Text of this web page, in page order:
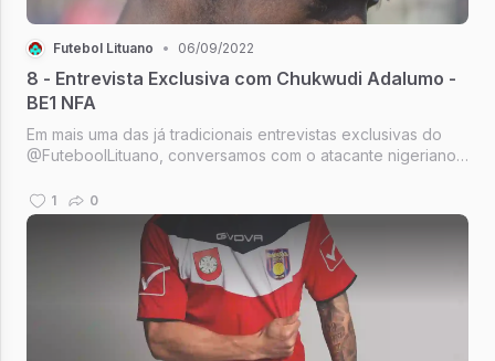
Futebol Lituano • 06/09/2022
8 - Entrevista Exclusiva com Chukwudi Adalumo -
BE1 NFA
Em mais uma das já tradicionais entrevistas exclusivas do
@FuteboolLituano, conversamos com o atacante nigeriano
sua segunda temporada na equipe que ocupa a 4ª
colocação da Optibet Pirma...
1 0